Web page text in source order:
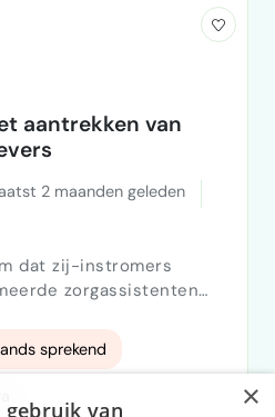
aantrekken van
2 maanden geleden
dat zij-instromers
zorgassistenten
medisch
direct plaatst bij
sprekend
×
gebruik van